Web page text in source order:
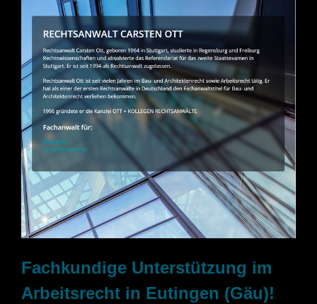
Fachkundige Unterstützung im
Arbeitsrecht in Eutingen (Gäu)!